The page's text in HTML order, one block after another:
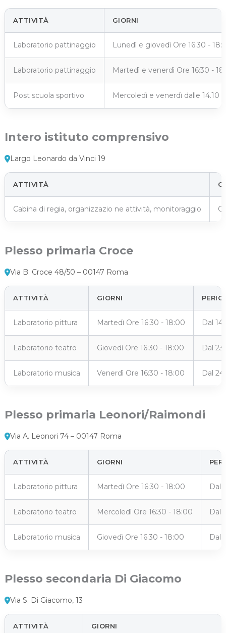
ATTIVITÀ GIORNI
Laboratorio pattinaggio Lunedì e giovedì Ore 16:30 -
Laboratorio pattinaggio Martedì e venerdì Ore 16:30 -
Post scuola sportivo Mercoledì e venerdì dalle 14.10
Intero istituto comprensivo
Largo Leonardo da Vinci 19
ATTIVITÀ
Cabina di regia, organizzazio ne attività, monitoraggio
Plesso primaria Croce
Via B. Croce 48/50 – 00147 Roma
ATTIVITÀ GIORNI
Laboratorio pittura Martedì Ore 16:30 - 18:00 Dal
Laboratorio teatro Giovedì Ore 16:30 - 18:00 Dal
Laboratorio musica Venerdì Ore 16:30 - 18:00 Dal
Plesso primaria Leonori/Raimondi
Via A. Leonori 74 – 00147 Roma
ATTIVITÀ GIORNI
Laboratorio pittura Martedì Ore 16:30 - 18:00 Dal
Laboratorio teatro Mercoledì Ore 16:30 - 18:00 Dal
Laboratorio musica Giovedì Ore 16:30 - 18:00 Dal
Plesso secondaria Di Giacomo
Via S. Di Giacomo, 13
ATTIVITÀ GIORNI